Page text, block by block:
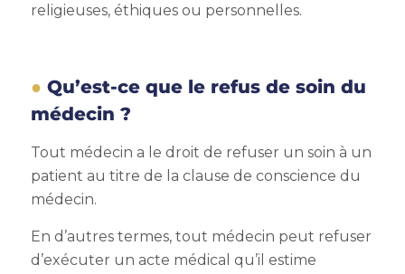
religieuses, éthiques ou personnelles.
Qu’est-ce que le refus de soin du
médecin ?
Tout médecin a le droit de refuser un soin à un
patient au titre de la clause de conscience du
médecin.
En d’autres termes, tout médecin peut refuser
d’exécuter un acte médical qu’il estime